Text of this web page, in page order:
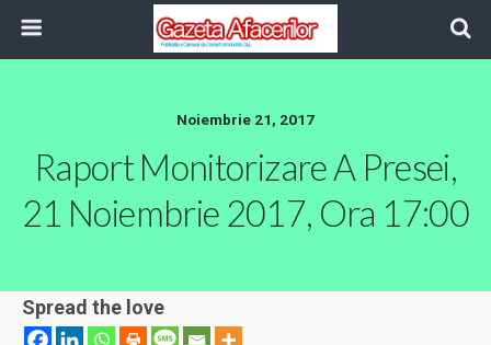
Noiembrie 21, 2017
Raport Monitorizare A Presei,
21 Noiembrie 2017, Ora 17:00
Spread the love